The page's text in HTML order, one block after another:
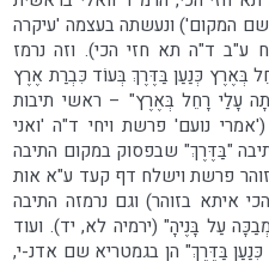
המקום') ונעשתה בעצמה 'עיקרה
ע"ב ד"ה תא חזי הכי). וזה נרמז
בְּאֶרֶץ כְּנַעַן בַּדֶּרֶךְ בְּעוֹד כִּבְרַת אֶרֶץ
עָלַי רָחֵל בְּאֶרֶץ" – ראשי תיבות
נועם' פרשת ויחי ד"ה 'ואני
"בַּדֶּרֶךְ" שבפסוק במקום התיבה
זוהר פרשת וישלח דף קעד ע"א אות
איתא בזוהר) וגם נרמזה התיבה
עַל בָּנֶיהָ" (ירמיה לא, יד). ועוד
בַּדֶּרֶךְ" הן בגמטריא שם אדנ-י,